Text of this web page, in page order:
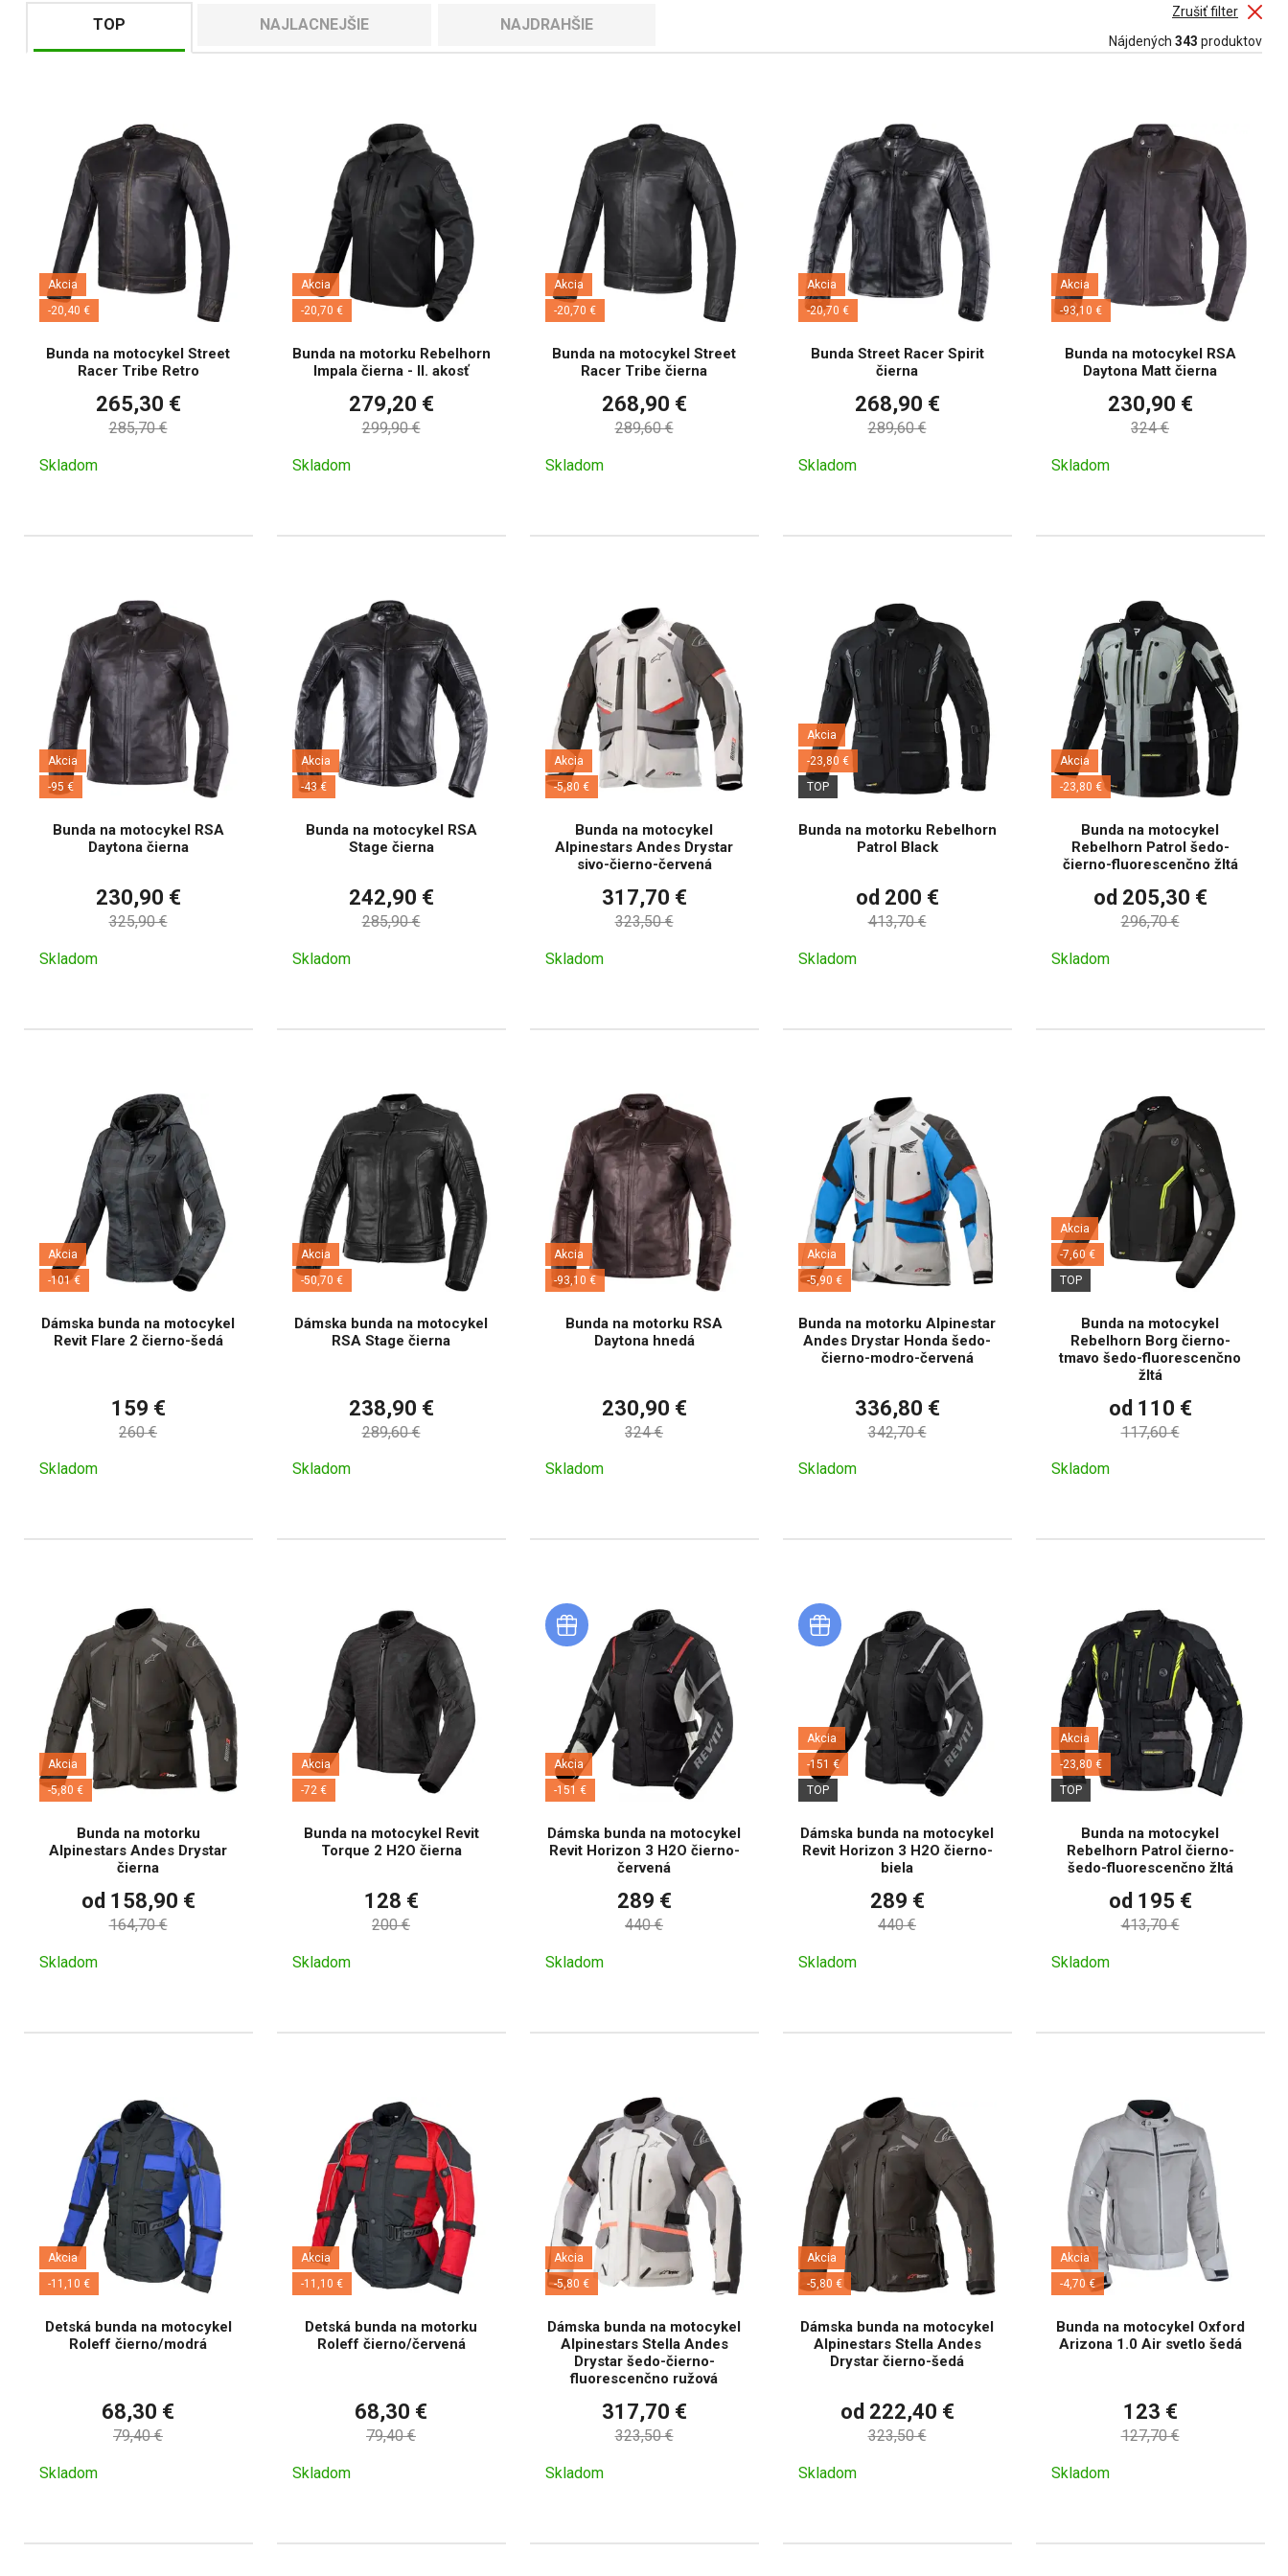
Zrušiť filter
Nájdených 343 produktov
TOP NAJLACNEJŠIE NAJDRAHŠIE
Akcia
-20,40 €
Bunda na motocykel Street
Racer Tribe Retro
265,30 €
285,70 €
Skladom
Akcia
-20,70 €
Bunda na motorku Rebelhorn
Impala čierna - II. akosť
279,20 €
299,90 €
Skladom
Akcia
-20,70 €
Bunda na motocykel Street
Racer Tribe čierna
268,90 €
289,60 €
Skladom
Akcia
-20,70 €
Bunda Street Racer Spirit
čierna
268,90 €
289,60 €
Skladom
Akcia
-93,10 €
Bunda na motocykel RSA
Daytona Matt čierna
230,90 €
324 €
Skladom
Akcia
-95 €
Bunda na motocykel RSA
Daytona čierna
230,90 €
325,90 €
Skladom
Akcia
-43 €
Bunda na motocykel RSA
Stage čierna
242,90 €
285,90 €
Skladom
Akcia
-5,80 €
Bunda na motocykel
Alpinestars Andes Drystar
sivo-čierno-červená
317,70 €
323,50 €
Skladom
Akcia
-23,80 €
TOP
Bunda na motorku Rebelhorn
Patrol Black
od 200 €
413,70 €
Skladom
Akcia
-23,80 €
Bunda na motocykel
Rebelhorn Patrol šedo-
čierno-fluorescenčno žltá
od 205,30 €
296,70 €
Skladom
Akcia
-101 €
Dámska bunda na motocykel
Revit Flare 2 čierno-šedá
159 €
260 €
Skladom
Akcia
-50,70 €
Dámska bunda na motocykel
RSA Stage čierna
238,90 €
289,60 €
Skladom
Akcia
-93,10 €
Bunda na motorku RSA
Daytona hnedá
230,90 €
324 €
Skladom
Akcia
-5,90 €
Bunda na motorku Alpinestar
Andes Drystar Honda šedo-
čierno-modro-červená
336,80 €
342,70 €
Skladom
Akcia
-7,60 €
TOP
Bunda na motocykel
Rebelhorn Borg čierno-
tmavo šedo-fluorescenčno
žltá
od 110 €
117,60 €
Skladom
Akcia
-5,80 €
Bunda na motorku
Alpinestars Andes Drystar
čierna
od 158,90 €
164,70 €
Skladom
Akcia
-72 €
Bunda na motocykel Revit
Torque 2 H2O čierna
128 €
200 €
Skladom
Akcia
-151 €
Dámska bunda na motocykel
Revit Horizon 3 H2O čierno-
červená
289 €
440 €
Skladom
Akcia
-151 €
TOP
Dámska bunda na motocykel
Revit Horizon 3 H2O čierno-
biela
289 €
440 €
Skladom
Akcia
-23,80 €
TOP
Bunda na motocykel
Rebelhorn Patrol čierno-
šedo-fluorescenčno žltá
od 195 €
413,70 €
Skladom
Akcia
-11,10 €
Detská bunda na motocykel
Roleff čierno/modrá
68,30 €
79,40 €
Skladom
Akcia
-11,10 €
Detská bunda na motorku
Roleff čierno/červená
68,30 €
79,40 €
Skladom
Akcia
-5,80 €
Dámska bunda na motocykel
Alpinestars Stella Andes
Drystar šedo-čierno-
fluorescenčno ružová
317,70 €
323,50 €
Skladom
Akcia
-5,80 €
Dámska bunda na motocykel
Alpinestars Stella Andes
Drystar čierno-šedá
od 222,40 €
323,50 €
Skladom
Akcia
-4,70 €
Bunda na motocykel Oxford
Arizona 1.0 Air svetlo šedá
123 €
127,70 €
Skladom